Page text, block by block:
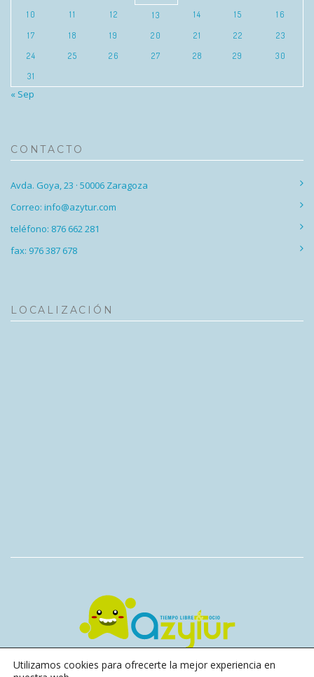
10
11 12 13 14 15
16
17
18 19 20 21 22
23
24
25 26 27 28 29
30
31
« Sep
CONTACTO
Avda. Goya, 23 · 50006 Zaragoza
Correo: info@azytur.com
teléfono: 876 662 281
fax: 976 387 678
LOCALIZACIÓN
Utilizamos cookies para ofrecerte la mejor experiencia en